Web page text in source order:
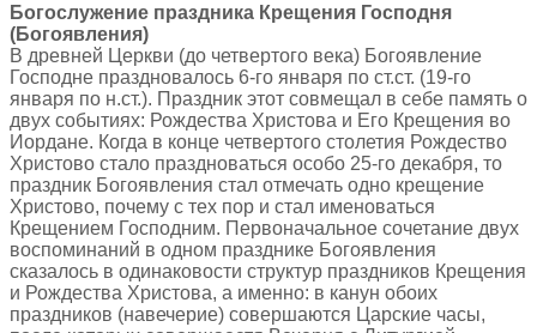
Богослужение праздника Крещения Господня
(Богоявления)
В древней Церкви (до четвертого века) Богоявление
Господне праздновалось 6-го января по ст.ст. (19-го
января по н.ст.). Праздник этот совмещал в себе память о
двух событиях: Рождества Христова и Его Крещения во
Иордане. Когда в конце четвертого столетия Рождество
Христово стало праздноваться особо 25-го декабря, то
праздник Богоявления стал отмечать одно крещение
Христово, почему с тех пор и стал именоваться
Крещением Господним. Первоначальное сочетание двух
воспоминаний в одном празднике Богоявления
сказалось в одинаковости структур праздников Крещения
и Рождества Христова, а именно: в канун обоих
праздников (навечерие) совершаются Царские часы,